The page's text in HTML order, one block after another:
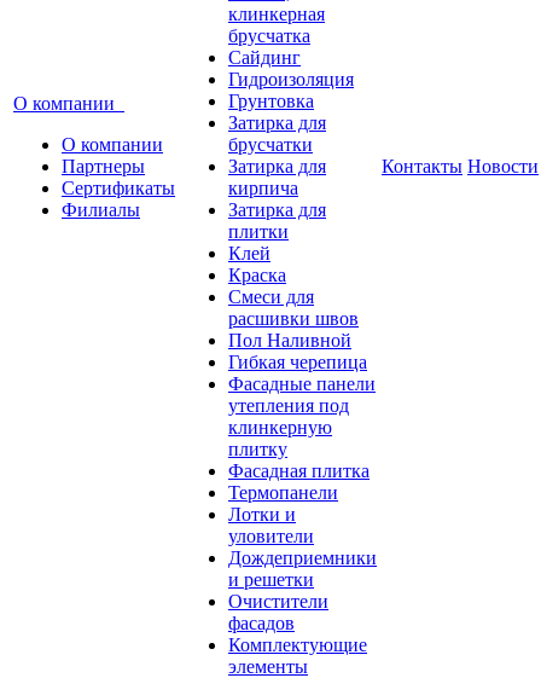
О компании
О компании
Партнеры
Сертификаты
Филиалы
клинкерная
брусчатка
Сайдинг
Гидроизоляция
Грунтовка
Затирка для
брусчатки
Затирка для
кирпича
Затирка для
плитки
Клей
Краска
Смеси для
расшивки швов
Пол Наливной
Гибкая черепица
Фасадные панели
утепления под
клинкерную
плитку
Фасадная плитка
Термопанели
Лотки и
уловители
Дождеприемники
и решетки
Очистители
фасадов
Комплектующие
элементы
Контакты Новости